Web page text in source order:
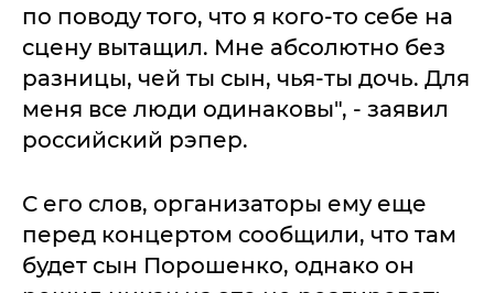
по поводу того, что я кого-то себе на
сцену вытащил. Мне абсолютно без
разницы, чей ты сын, чья-ты дочь. Для
меня все люди одинаковы", - заявил
российский рэпер.
С его слов, организаторы ему еще
перед концертом сообщили, что там
будет сын Порошенко, однако он